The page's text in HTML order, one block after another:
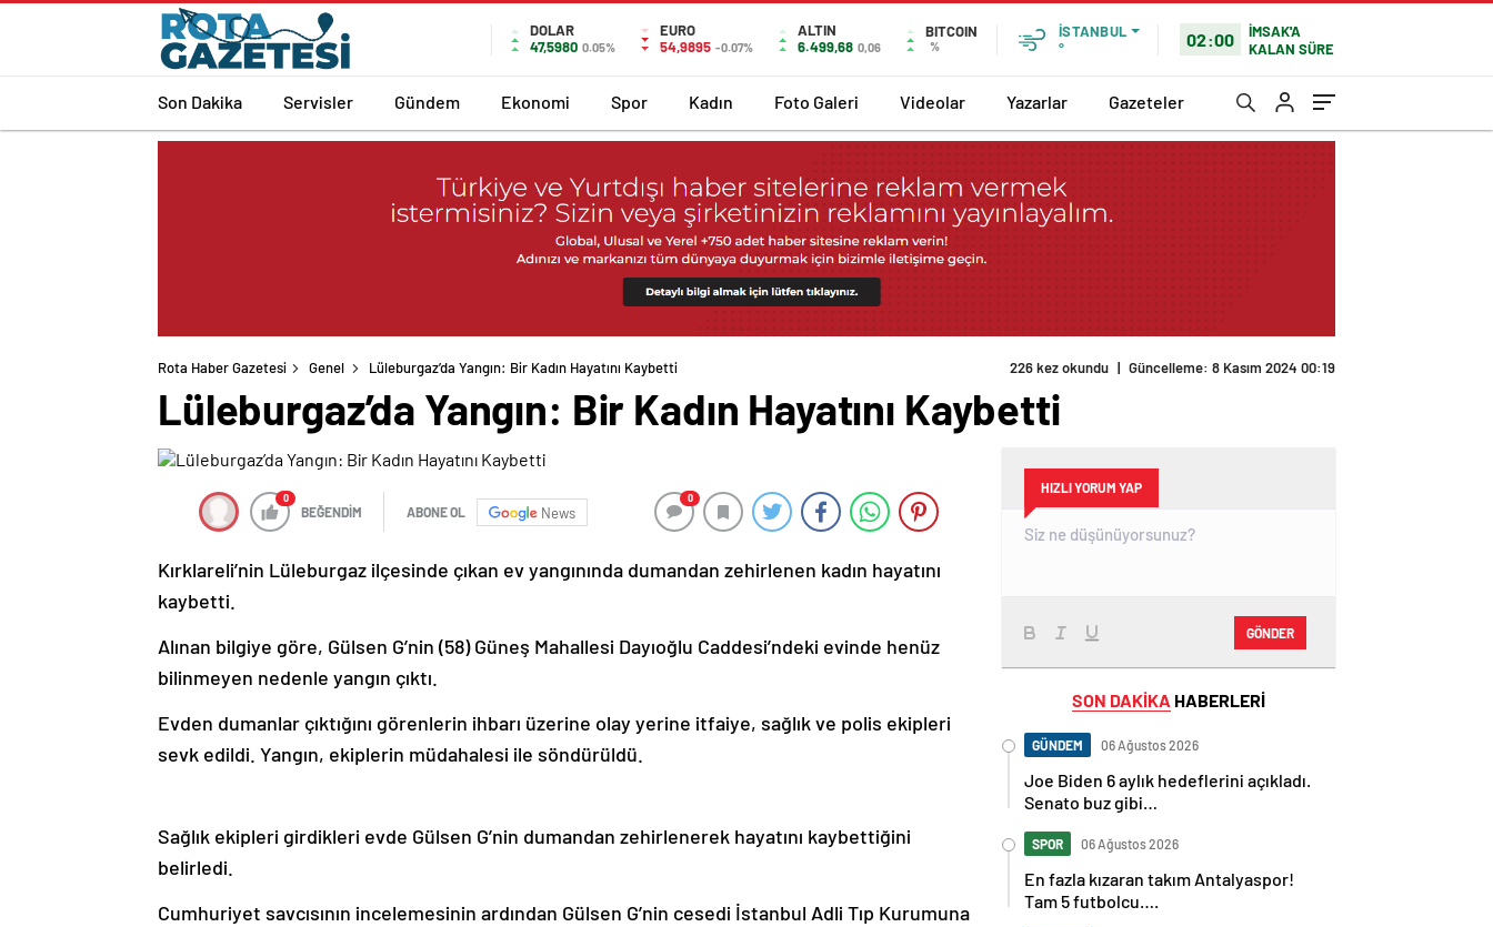
DOLAR
47,5980 0.05%
EURO
54,9895 -0.07%
ALTIN
6.499,68 0,06
BITCOIN
%
İSTANBUL
°
02:00
İMSAK'A
KALAN SÜRE
Son Dakika Servisler Gündem Ekonomi Spor Kadın Foto Galeri Videolar Yazarlar Gazeteler
Rota Haber Gazetesi Genel Lüleburgaz’da Yangın: Bir Kadın Hayatını Kaybetti 226 kez okundu | Güncelleme: 8 Kasım 2024 00:19
Lüleburgaz’da Yangın: Bir Kadın Hayatını Kaybetti
0
BEĞENDİM ABONE OL News
0
Kırklareli’nin Lüleburgaz ilçesinde çıkan ev yangınında dumandan zehirlenen kadın hayatını
kaybetti.
Alınan bilgiye göre, Gülsen G’nin (58) Güneş Mahallesi Dayıoğlu Caddesi’ndeki evinde henüz
bilinmeyen nedenle yangın çıktı.
Evden dumanlar çıktığını görenlerin ihbarı üzerine olay yerine itfaiye, sağlık ve polis ekipleri
sevk edildi. Yangın, ekiplerin müdahalesi ile söndürüldü.
Sağlık ekipleri girdikleri evde Gülsen G’nin dumandan zehirlenerek hayatını kaybettiğini
belirledi.
Cumhuriyet savcısının incelemesinin ardından Gülsen G’nin cesedi İstanbul Adli Tıp Kurumuna
HIZLI YORUM YAP
GÖNDER
SON DAKİKA HABERLERİ
GÜNDEM 06 Ağustos 2026
Joe Biden 6 aylık hedeflerini açıkladı.
Senato buz gibi…
SPOR 06 Ağustos 2026
En fazla kızaran takım Antalyaspor!
Tam 5 futbolcu….